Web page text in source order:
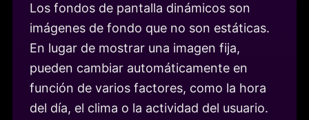
Los fondos de pantalla dinámicos son
imágenes de fondo que no son estáticas.
En lugar de mostrar una imagen fija,
pueden cambiar automáticamente en
función de varios factores, como la hora
del día, el clima o la actividad del usuario.